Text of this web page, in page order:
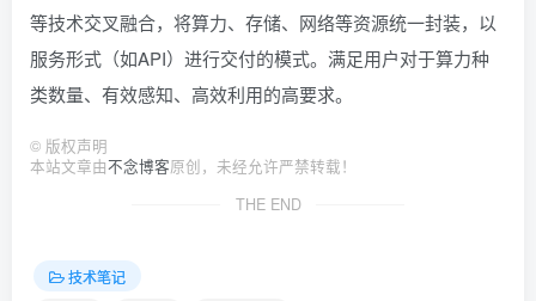
等技术交叉融合，将算力、存储、网络等资源统一封装，以
服务形式（如API）进行交付的模式。满足用户对于算力种
类数量、有效感知、高效利用的高要求。
© 版权声明
本站文章由不念博客原创，未经允许严禁转载！
THE END
技术笔记